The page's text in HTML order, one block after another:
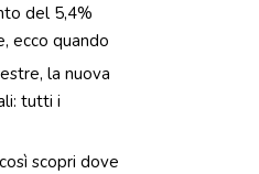
del 5,4%
ecco quando
la nuova
tutti i
scopri dove